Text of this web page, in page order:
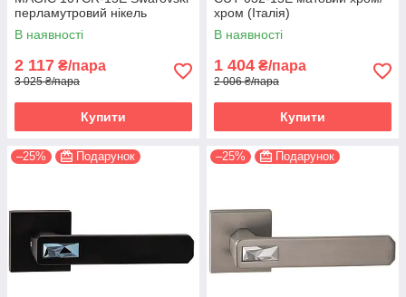
перламутровий нікель
(Італія)
В наявності
2 117 ₴/пара
3 025 ₴/пара
Купити
хром (Італія)
В наявності
1 404 ₴/пара
2 006 ₴/пара
Купити
–25% Подарунок –25% Подарунок